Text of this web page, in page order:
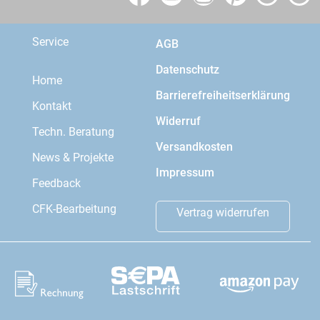
Service
Home
Kontakt
Techn. Beratung
News & Projekte
Feedback
CFK-Bearbeitung
AGB
Datenschutz
Barrierefreiheitserklärung
Widerruf
Versandkosten
Impressum
Vertrag widerrufen